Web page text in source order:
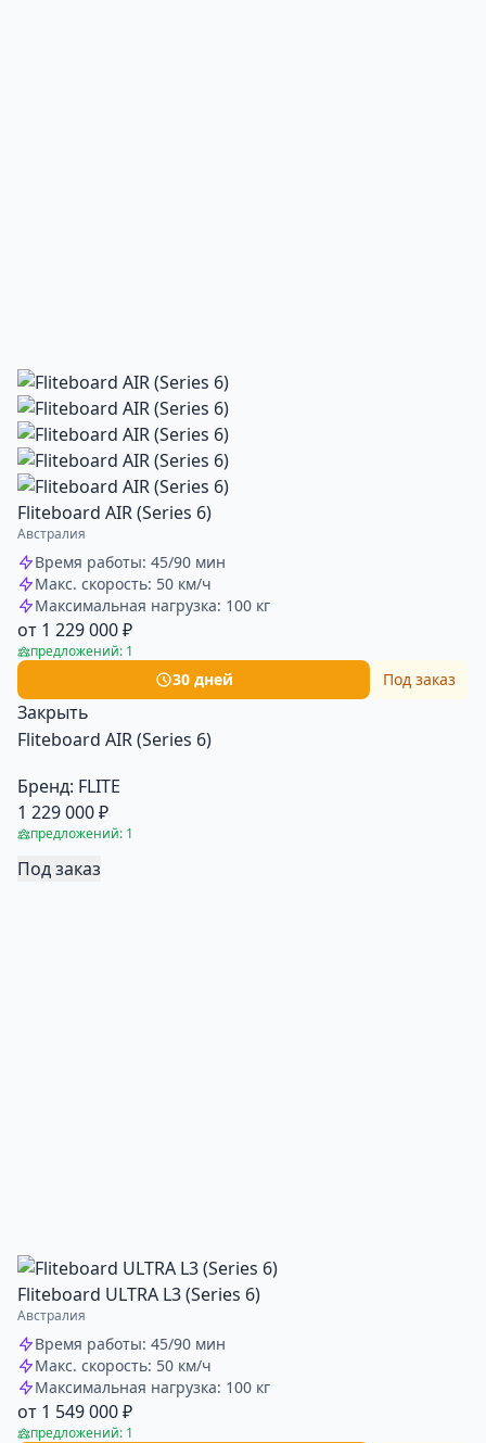
Fliteboard AIR (Series 6)
Австралия
Время работы: 45/90 мин
Макс. скорость: 50 км/ч
Максимальная нагрузка: 100 кг
от 1 229 000 ₽
предложений: 1
30 дней Под заказ
Закрыть
Fliteboard AIR (Series 6)
Бренд: FLITE
1 229 000 ₽
предложений: 1
Под заказ
Fliteboard ULTRA L3 (Series 6)
Австралия
Время работы: 45/90 мин
Макс. скорость: 50 км/ч
Максимальная нагрузка: 100 кг
от 1 549 000 ₽
предложений: 1